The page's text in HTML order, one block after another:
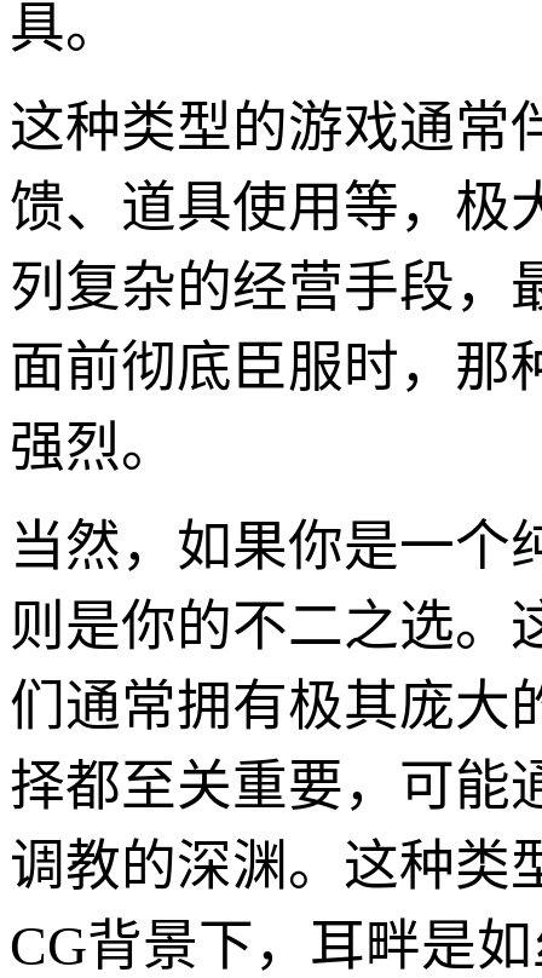
具。
这种类型的游戏通常
馈、道具使用等，极
列复杂的经营手段，
面前彻底臣服时，那
强烈。
当然，如果你是一个
则是你的不二之选。
们通常拥有极其庞大
择都至关重要，可能
调教的深渊。这种类
CG背景下，耳畔是